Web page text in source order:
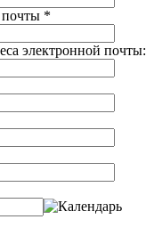
почты *
электронной почты: